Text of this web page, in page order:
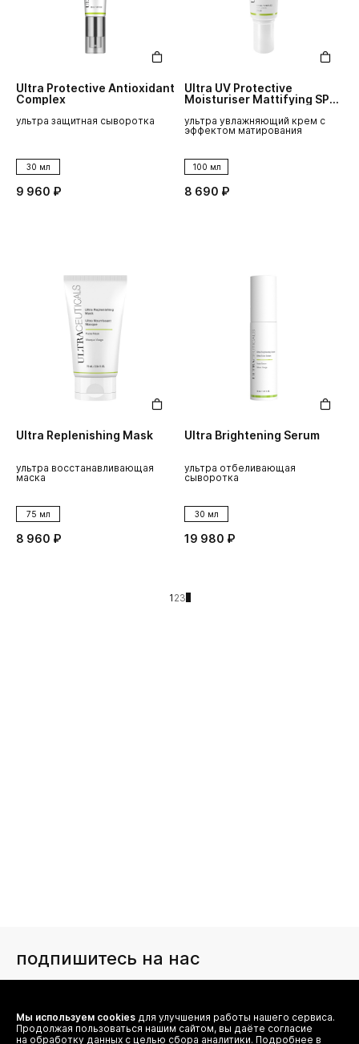
Ultra Protective Antioxidant
Complex
ультра защитная сыворотка
30 мл
9 960 ₽
Ultra UV Protective
Moisturiser Mattifying SPF
ультра увлажняющий крем с
эффектом матирования
100 мл
8 690 ₽
Ultra Replenishing Mask
ультра восстанавливающая
маска
75 мл
8 960 ₽
Ultra Brightening Serum
ультра отбеливающая
сыворотка
30 мл
19 980 ₽
1 23
подпишитесь на нас
Мы используем cookies для улучшения работы нашего сервиса.
Продолжая пользоваться нашим сайтом, вы даёте согласие
на обработку данных с целью сбора аналитики. Подробнее в